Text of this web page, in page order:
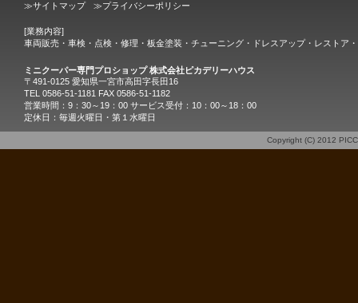
≫サイトマップ ≫プライバシーポリシー
[業務内容]
車両販売・車検・点検・修理・板金塗装・チューニング・ドレスアップ・レストア
ミニクーパー専門プロショップ 株式会社ピカデリーハウス
〒491-0125 愛知県一宮市高田字長田16
TEL 0586-51-1181 FAX 0586-51-1182
営業時間：9：30～19：00 サービス受付：10：00～18：00
定休日：毎週火曜日・第１水曜日
Copyright (C) 2012